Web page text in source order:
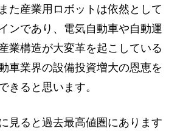
た産業用ロボットは依然として
ンであり、電気自動車や自動運
業構造が大変革を起こしている
車業界の設備投資増大の恩恵を
きると思います。
見ると過去最高値圏にあります